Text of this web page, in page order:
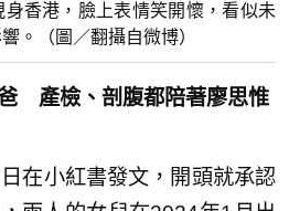
香港，臉上表情笑開懷，看似未
。（圖／翻攝自微博）
產檢、剖腹都陪著廖思惟
在小紅書發文，開頭就承認